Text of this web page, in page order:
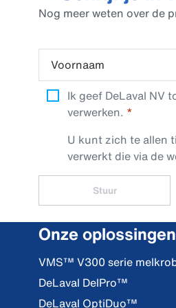
Nog meer weten over de
Voornaam
Ik geef DeLaval NV
verwerken.
U kunt zich te allen
verwerkt die via de
Stuur
Onze oplossingen
VMS™ V300 serie
DeLaval DelPro™
DeLaval OptiDuo™